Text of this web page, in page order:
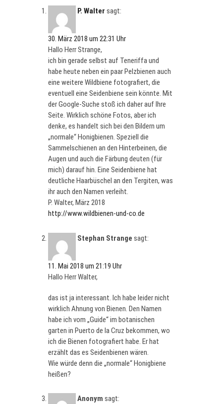
P. Walter sagt:
30. März 2018 um 22:31 Uhr
Hallo Herr Strange,
ich bin gerade selbst auf Teneriffa und
habe heute neben ein paar Pelzbienen auch
eine weitere Wildbiene fotografiert, die
eventuell eine Seidenbiene sein könnte. Mit
der Google-Suche stoß ich daher auf Ihre
Seite. Wirklich schöne Fotos, aber ich
denke, es handelt sich bei den Bildern um
„normale“ Honigbienen. Speziell die
Sammelschienen an den Hinterbeinen, die
Augen und auch die Färbung deuten (für
mich) darauf hin. Eine Seidenbiene hat
deutliche Haarbüschel an den Tergiten, was
ihr auch den Namen verleiht.
P. Walter, März 2018
http://www.wildbienen-und-co.de
Stephan Strange sagt:
11. Mai 2018 um 21:19 Uhr
Hallo Herr Walter,
das ist ja interessant. Ich habe leider nicht
wirklich Ahnung von Bienen. Den Namen
habe ich vom „Guide“ im botanischen
garten in Puerto de la Cruz bekommen, wo
ich die Bienen fotografiert habe. Er hat
erzählt das es Seidenbienen wären.
Wie würde denn die „normale“ Honigbiene
heißen?
Anonym sagt: